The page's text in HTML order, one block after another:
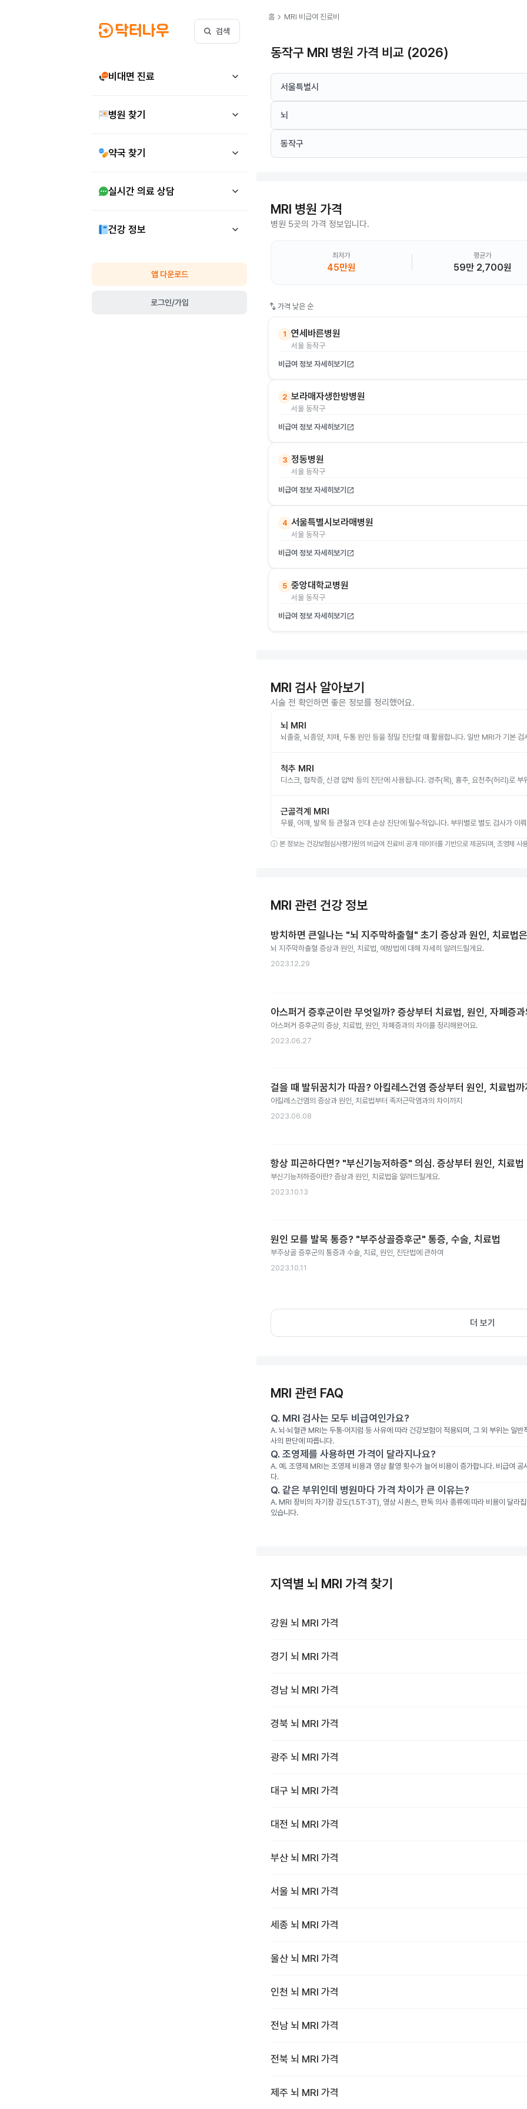
검색
비대면 진료
병원 찾기
약국 찾기
실시간 의료 상담
건강 정보
앱 다운로드
로그인/가입
홈 chevron_right MRI 비급여 진료비
동작구 MRI 병원 가격 비교 (2026)
서울특별시
뇌
동작구
MRI 병원 가격
병원 5곳의 가격 정보입니다.
최저가
45만원
평균가
59만 2,700원
swap_vert 가격 낮은 순
1 연세바른병원
서울 동작구
비급여 정보 자세히보기 open_in_new
2 보라매자생한방병원
서울 동작구
비급여 정보 자세히보기 open_in_new
3 정동병원
서울 동작구
비급여 정보 자세히보기 open_in_new
4 서울특별시보라매병원
서울 동작구
비급여 정보 자세히보기 open_in_new
5 중앙대학교병원
서울 동작구
비급여 정보 자세히보기 open_in_new
MRI 검사 알아보기
시술 전 확인하면 좋은 정보를 정리했어요.
뇌 MRI
뇌졸중, 뇌종양, 치매, 두통 원인 등을 정밀 진단할 때 활용합니다. 일반 MRI가 기본 검
척추 MRI
디스크, 협착증, 신경 압박 등의 진단에 사용됩니다. 경추(목), 흉추, 요천추(허리)로 부
근골격계 MRI
무릎, 어깨, 발목 등 관절과 인대 손상 진단에 필수적입니다. 부위별로 별도 검사가 이
ⓘ 본 정보는 건강보험심사평가원의 비급여 진료비 공개 데이터를 기반으로 제공되며, 조영제
MRI 관련 건강 정보
방치하면 큰일나는 "뇌 지주막하출혈" 초기 증상과 원인, 치료법
뇌 지주막하출혈 증상과 원인, 치료법, 예방법에 대해 자세히 알려드릴게요.
2023.12.29
아스퍼거 증후군이란 무엇일까? 증상부터 치료법, 원인, 자폐증과
아스퍼거 증후군의 증상, 치료법, 원인, 자폐증과의 차이를 정리해왔어요.
2023.06.27
걸을 때 발뒤꿈치가 따끔? 아킬레스건염 증상부터 원인, 치료법까
아킬레스건염의 증상과 원인, 치료법부터 족저근막염과의 차이까지
2023.06.08
항상 피곤하다면? "부신기능저하증" 의심. 증상부터 원인, 치료법
부신기능저하증이란? 증상과 원인, 치료법을 알려드릴게요.
2023.10.13
원인 모를 발목 통증? "부주상골증후군" 통증, 수술, 치료법
부주상골 증후군의 통증과 수술, 치료, 원인, 진단법에 관하여
2023.10.11
더 보기
MRI 관련 FAQ
Q. MRI 검사는 모두 비급여인가요?
A. 뇌·뇌혈관 MRI는 두통·어지럼 등 사유에 따라 건강보험이 적용되며, 그 외 부위는 일
사의 판단에 따릅니다.
Q. 조영제를 사용하면 가격이 달라지나요?
A. 예. 조영제 MRI는 조영제 비용과 영상 촬영 횟수가 늘어 비용이 증가합니다. 비급여
다.
Q. 같은 부위인데 병원마다 가격 차이가 큰 이유는?
A. MRI 장비의 자기장 강도(1.5T·3T), 영상 시퀀스, 판독 의사 종류에 따라 비용이 달라
있습니다.
지역별 뇌 MRI 가격 찾기
강원 뇌 MRI 가격
경기 뇌 MRI 가격
경남 뇌 MRI 가격
경북 뇌 MRI 가격
광주 뇌 MRI 가격
대구 뇌 MRI 가격
대전 뇌 MRI 가격
부산 뇌 MRI 가격
서울 뇌 MRI 가격
세종 뇌 MRI 가격
울산 뇌 MRI 가격
인천 뇌 MRI 가격
전남 뇌 MRI 가격
전북 뇌 MRI 가격
제주 뇌 MRI 가격